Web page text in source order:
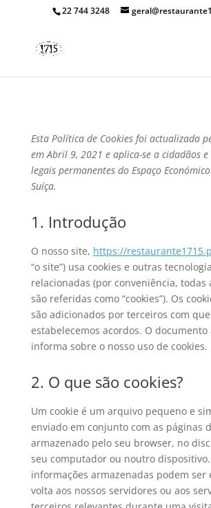
22 744 3248
Esta Política de Cookies foi actualizada
em Abril 9, 2021 e aplica-se a cidadãos e
legais permanentes do Espaço
Suíça.
1. Introdução
O nosso site, https://
“o site”) usa cookies e outras
relacionadas (por conveniência, todas
são referidas como “cookies”). Os
são adicionados por terceiros com
estabelecemos acordos. O documento
informa sobre o nosso uso de cookies.
2. O que são cookies?
Um cookie é um arquivo pequeno e
enviado em conjunto com as páginas
armazenado pelo seu browser, no
seu computador ou noutro dispositivo.
informações armazenadas podem ser
volta aos nossos servidores ou aos